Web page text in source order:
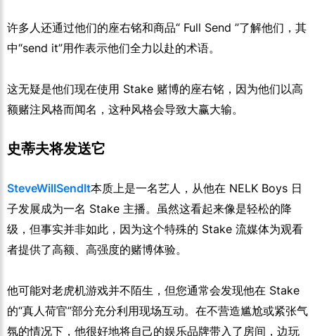
许多人还通过他们的座右铭和商品“ Full Send ”了解他们，其
中“send it”用作表示他们全力以赴的术语。
这无疑是他们现在使用 Stake 赌博的座右铭，因为他们以高
额赌注风格而闻名，这种风格会导致大赢大输。
史蒂夫将发送它
SteveWillSendIt本质上是一名艺人，从他在 NELK Boys 日
子发展成为一名 Stake 主播。虽然这看起来像是轻松的降
级，但事实并非如此，因为这个特殊的 Stake 流媒体为观看
者提供了高额、高强度的赌博体验。
他可能对老虎机游戏并不陌生，但您通常会发现他在 Stake
的“真人荷官”部分充分利用现场互动。在不营造尴尬或紧张气
氛的情况下，他很好地将自己的娱乐品牌带入了房间，边玩